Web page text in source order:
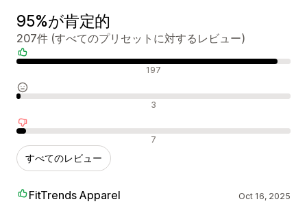
95%が肯定的
207件 (すべてのプリセットに対するレビュー)
肯定的なレビュー 197
中間的なレビュー 3
否定的なレビュー 7
すべてのレビュー
FitTrends Apparel Oct 16, 2025